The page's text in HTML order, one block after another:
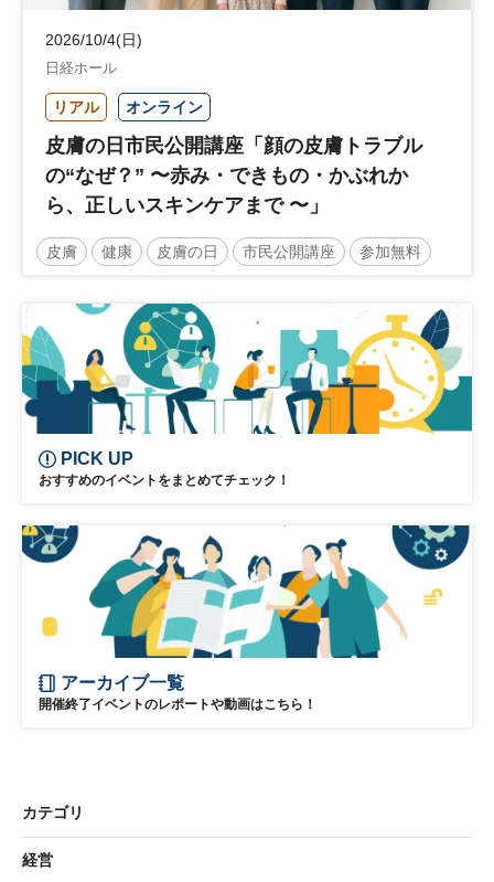
2026/10/4(日)
日経ホール
リアル オンライン
皮膚の日市民公開講座「顔の皮膚トラブル
の“なぜ？” 〜赤み・できもの・かぶれか
ら、正しいスキンケアまで 〜」
皮膚 健康 皮膚の日 市民公開講座 参加無料
PICK UP
おすすめのイベントをまとめてチェック！
アーカイブ一覧
開催終了イベントのレポートや動画はこちら！
カテゴリ
経営